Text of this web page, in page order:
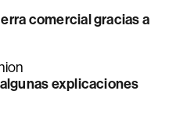
comercial gracias a
explicaciones